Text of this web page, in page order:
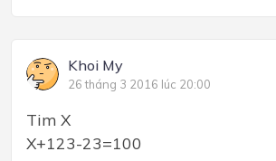
Khoi My
26 tháng 3 2016 lúc 20:00
Tim X
X+123-23=100